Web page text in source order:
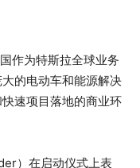
作为特斯拉全球业务
的电动车和能源解决
速项目落地的商业环
）在启动仪式上表